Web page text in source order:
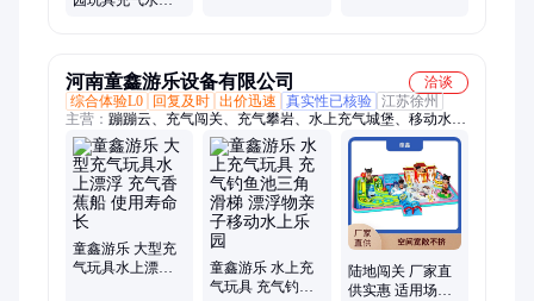
河南童鑫游乐设备有限公司
洽谈
综合体验L0
回复及时 出价迅速 真实性已核验 江苏徐州
主营： 蹦蹦云、充气闯关、充气攀岩、水上充气城堡、移动水上
乐园、充气水上玩具、支架水池、充气水池、水上蹦蹦云、充气
气模、充气城堡、婚庆充气、充气游泳池、充气大滑梯、支架游
泳池、障碍四件套、趣味运动会
童鑫游乐 大型充
气玩具水上漂浮
童鑫游乐 水上充
气玩具 充气钓鱼
陆地闯关 厂家直
供实惠 适用场景